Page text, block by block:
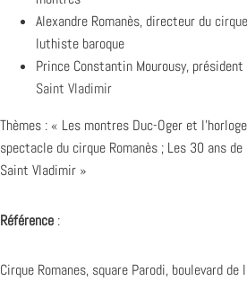
Alexandre Romanès, directeur du
luthiste baroque
Prince Constantin Mourousy, président
Saint Vladimir
Thèmes : « Les montres Duc-Oger et
spectacle du cirque Romanès ; Les 30 ans
Saint Vladimir »
Référence :
Cirque Romanes, square Parodi, boulevard